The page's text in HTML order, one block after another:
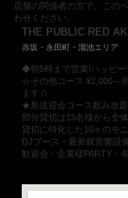
店舗の関係者の方で、この
わせください。
THE PUBLIC RED
赤坂・永田町・溜池エリア
◆朝5時まで営業!ハッピ
☆その他コース ¥2,000～
ます☆
★新送迎会コース飲み放
部分貸切は15名様から全
貸切に特化した10ヶのモ
DJブース・最新鋭音響設
歓迎会・企業様PARTY・